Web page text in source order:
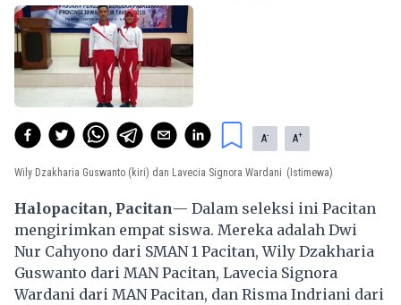
A- A+
Wily Dzakharia Guswanto (kiri) dan Lavecia Signora Wardani (Istimewa)
Halopacitan, Pacitan— Dalam seleksi ini Pacitan
mengirimkan empat siswa. Mereka adalah Dwi
Nur Cahyono dari SMAN 1 Pacitan, Wily Dzakharia
Guswanto dari MAN Pacitan, Lavecia Signora
Wardani dari MAN Pacitan, dan Risma Indriani dari